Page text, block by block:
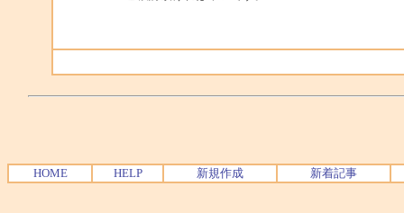
HOME HELP 新規作成 新着記事